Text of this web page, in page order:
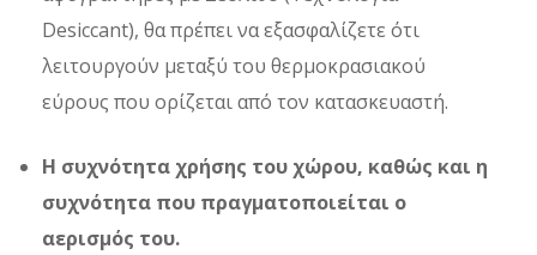
Desiccant), θα πρέπει να εξασφαλίζετε ότι
λειτουργούν μεταξύ του θερμοκρασιακού
εύρους που ορίζεται από τον κατασκευαστή.
Η συχνότητα χρήσης του χώρου, καθώς και η
συχνότητα που πραγματοποιείται ο
αερισμός του.